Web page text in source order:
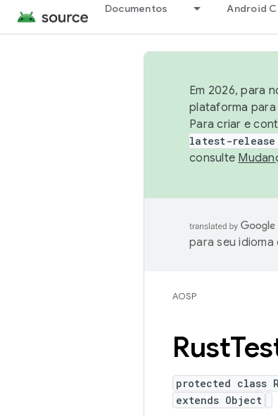
Documentos Android
Em 2026, para
plataforma
Para criar e
latest-release
consulte
para seu
AOSP
Rust
protected class
extends Object